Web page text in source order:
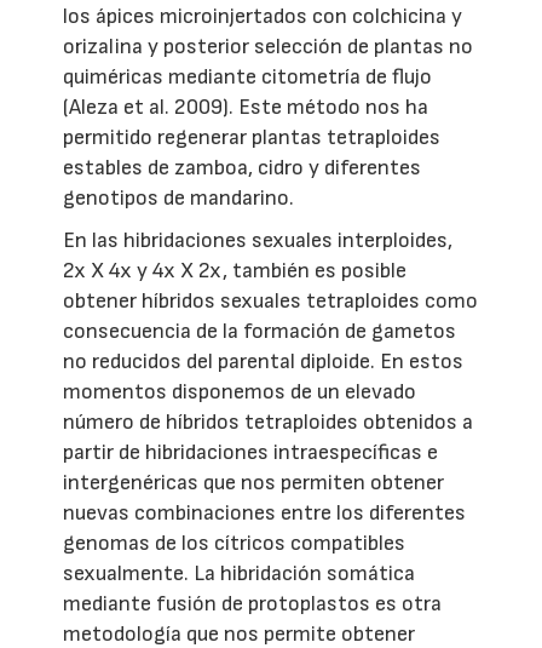
los ápices microinjertados con colchicina y
orizalina y posterior selección de plantas no
quiméricas mediante citometría de flujo
(Aleza et al. 2009). Este método nos ha
permitido regenerar plantas tetraploides
estables de zamboa, cidro y diferentes
genotipos de mandarino.
En las hibridaciones sexuales interploides,
2x X 4x y 4x X 2x, también es posible
obtener híbridos sexuales tetraploides como
consecuencia de la formación de gametos
no reducidos del parental diploide. En estos
momentos disponemos de un elevado
número de híbridos tetraploides obtenidos a
partir de hibridaciones intraespecíficas e
intergenéricas que nos permiten obtener
nuevas combinaciones entre los diferentes
genomas de los cítricos compatibles
sexualmente. La hibridación somática
mediante fusión de protoplastos es otra
metodología que nos permite obtener